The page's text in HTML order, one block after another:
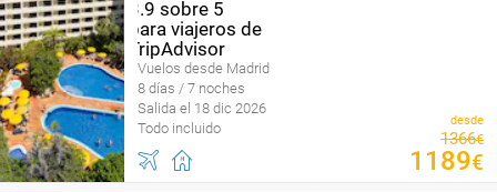
Vuelos desde Madrid
8 días / 7 noches
Salida el 18 dic 2026
Todo incluido
desde
1366€
1189€